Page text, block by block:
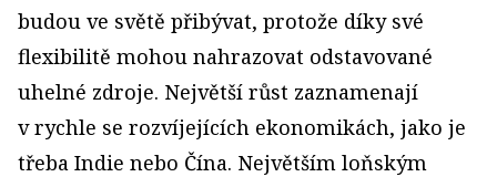
budou ve světě přibývat, protože díky své
flexibilitě mohou nahrazovat odstavované
uhelné zdroje. Největší růst zaznamenají
v rychle se rozvíjejících ekonomikách, jako je
třeba Indie nebo Čína. Největším loňským